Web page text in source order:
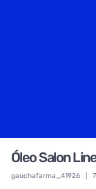
Óleo Salon
gauchafarma_41926